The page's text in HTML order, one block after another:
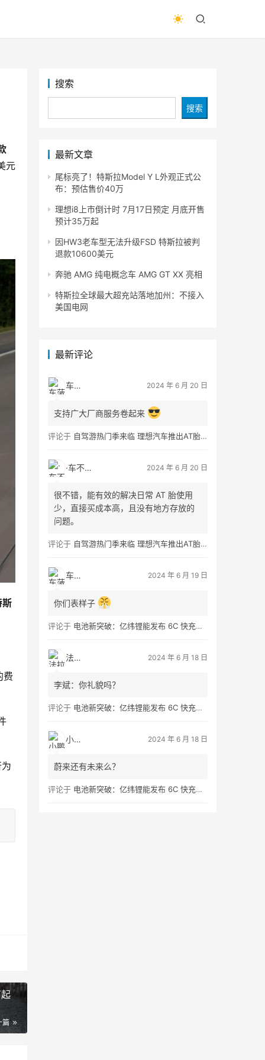
元
斯
费
篇
搜索
搜索
最新文章
尾标亮了！特斯拉Model Y L外观正式公
布：预估售价40万
理想i8上市倒计时 7月17日预定 月底开售
预计35万起
因HW3老车型无法升级FSD 特斯拉被判
退款10600美元
奔驰 AMG 纯电概念车 AMG GT XX 亮相
特斯拉全球最大超充站落地加州：不接入
美国电网
最新评论
车菠萝 2024 年 6 月 20 日
支持广大厂商服务卷起来
评论于 自驾游热门季来临 理想汽车推出AT胎租借服务
·车不易· 2024 年 6 月 20 日
很不错，能有效的解决日常 AT 胎使用
少，直接买成本高，且没有地方存放的
问题。
评论于 自驾游热门季来临 理想汽车推出AT胎租借服务
车菠萝 2024 年 6 月 19 日
你们表样子
评论于 电池新突破：亿纬锂能发布 6C 快充大圆柱电池 Omnicell，充电 5 分钟补能 300 公里
法拉第 2024 年 6 月 18 日
李斌：你礼貌吗？
评论于 电池新突破：亿纬锂能发布 6C 快充大圆柱电池 Omnicell，充电 5 分钟补能 300 公里
小鹏友 2024 年 6 月 18 日
蔚来还有未来么？
评论于 电池新突破：亿纬锂能发布 6C 快充大圆柱电池 Omnicell，充电 5 分钟补能 300 公里